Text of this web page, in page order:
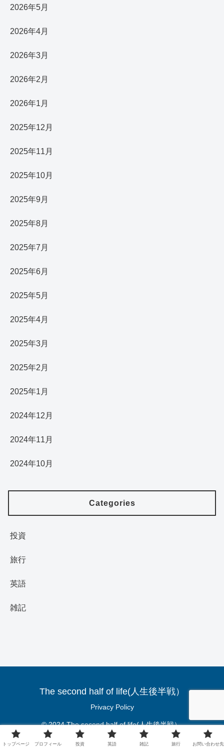
2026年5月
2026年4月
2026年3月
2026年2月
2026年1月
2025年12月
2025年11月
2025年10月
2025年9月
2025年8月
2025年7月
2025年6月
2025年5月
2025年4月
2025年3月
2025年2月
2025年1月
2024年12月
2024年11月
2024年10月
Categories
投資
旅行
英語
雑記
The second half of life(人生後半戦）
Privacy Policy
© 2024 The second half of life(人生後半戦）.
トップページ プロフィール 投資 英語 雑記 旅行 お問い合わせ先